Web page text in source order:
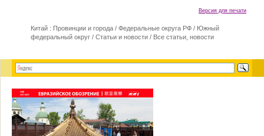
Версия для печати
Китай : Провинции и города / Федеральные округа РФ / Южный
федеральный округ / Статьи и новости / Все статьи, новости